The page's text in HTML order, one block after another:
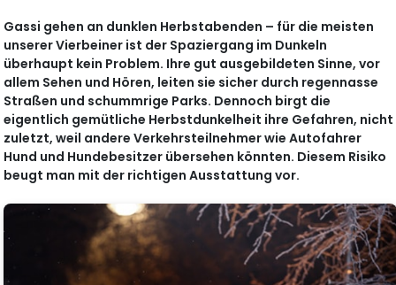
Gassi gehen an dunklen Herbstabenden – für die meisten
unserer Vierbeiner ist der Spaziergang im Dunkeln
überhaupt kein Problem. Ihre gut ausgebildeten Sinne, vor
allem Sehen und Hören, leiten sie sicher durch regennasse
Straßen und schummrige Parks. Dennoch birgt die
eigentlich gemütliche Herbstdunkelheit ihre Gefahren, nicht
zuletzt, weil andere Verkehrsteilnehmer wie Autofahrer
Hund und Hundebesitzer übersehen könnten. Diesem Risiko
beugt man mit der richtigen Ausstattung vor.